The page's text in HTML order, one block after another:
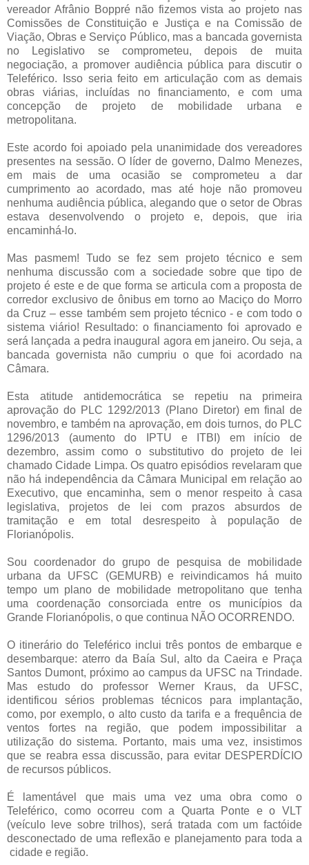
vereador Afrânio Boppré não fizemos vista ao projeto nas
Comissões de Constituição e Justiça e na Comissão de
Viação, Obras e Serviço Público, mas a bancada governista
no Legislativo se comprometeu, depois de muita
negociação, a promover audiência pública para discutir o
Teleférico. Isso seria feito em articulação com as demais
obras viárias, incluídas no financiamento, e com uma
concepção de projeto de mobilidade urbana e
metropolitana.
Este acordo foi apoiado pela unanimidade dos vereadores
presentes na sessão. O líder de governo, Dalmo Menezes,
em mais de uma ocasião se comprometeu a dar
cumprimento ao acordado, mas até hoje não promoveu
nenhuma audiência pública, alegando que o setor de Obras
estava desenvolvendo o projeto e, depois, que iria
encaminhá-lo.
Mas pasmem! Tudo se fez sem projeto técnico e sem
nenhuma discussão com a sociedade sobre que tipo de
projeto é este e de que forma se articula com a proposta de
corredor exclusivo de ônibus em torno ao Maciço do Morro
da Cruz – esse também sem projeto técnico - e com todo o
sistema viário! Resultado: o financiamento foi aprovado e
será lançada a pedra inaugural agora em janeiro. Ou seja, a
bancada governista não cumpriu o que foi acordado na
Câmara.
Esta atitude antidemocrática se repetiu na primeira
aprovação do PLC 1292/2013 (Plano Diretor) em final de
novembro, e também na aprovação, em dois turnos, do PLC
1296/2013 (aumento do IPTU e ITBI) em início de
dezembro, assim como o substitutivo do projeto de lei
chamado Cidade Limpa. Os quatro episódios revelaram que
não há independência da Câmara Municipal em relação ao
Executivo, que encaminha, sem o menor respeito à casa
legislativa, projetos de lei com prazos absurdos de
tramitação e em total desrespeito à população de
Florianópolis.
Sou coordenador do grupo de pesquisa de mobilidade
urbana da UFSC (GEMURB) e reivindicamos há muito
tempo um plano de mobilidade metropolitano que tenha
uma coordenação consorciada entre os municípios da
Grande Florianópolis, o que continua NÃO OCORRENDO.
O itinerário do Teleférico inclui três pontos de embarque e
desembarque: aterro da Baía Sul, alto da Caeira e Praça
Santos Dumont, próximo ao campus da UFSC na Trindade.
Mas estudo do professor Werner Kraus, da UFSC,
identificou sérios problemas técnicos para implantação,
como, por exemplo, o alto custo da tarifa e a frequência de
ventos fortes na região, que podem impossibilitar a
utilização do sistema. Portanto, mais uma vez, insistimos
que se reabra essa discussão, para evitar DESPERDÍCIO
de recursos públicos.
É lamentável que mais uma vez uma obra como o
Teleférico, como ocorreu com a Quarta Ponte e o VLT
(veículo leve sobre trilhos), será tratada com um factóide
desconectado de uma reflexão e planejamento para toda a
cidade e região.